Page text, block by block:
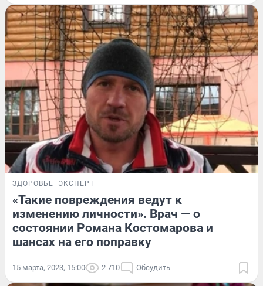
ЗДОРОВЬЕ ЭКСПЕРТ
«Такие повреждения ведут к
изменению личности». Врач — о
состоянии Романа Костомарова и
шансах на его поправку
15 марта, 2023, 15:00 2 710 Обсудить